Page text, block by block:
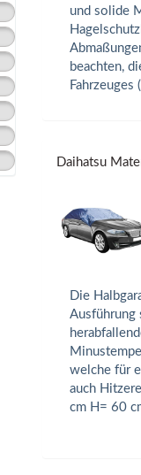
und solide
beachten,
Daihatsu
Die
Ausführung
welche für
auch
cm H= 60